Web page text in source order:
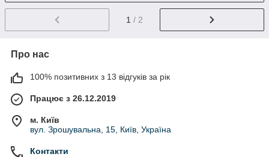
1 / 2
Про нас
100% позитивних з 13 відгуків за рік
Працює з 26.12.2019
м. Київ
вул. Зрошувальна, 15, Київ, Україна
Контакти